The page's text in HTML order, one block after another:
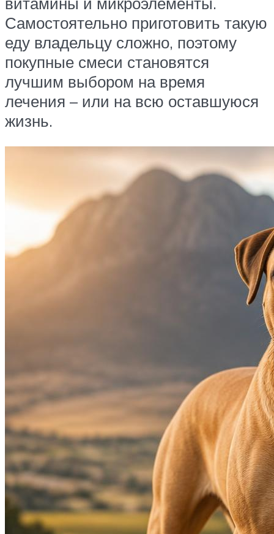
Самостоятельно приготовить такую
еду владельцу сложно, поэтому
покупные смеси становятся
лучшим выбором на время
лечения – или на всю оставшуюся
жизнь.